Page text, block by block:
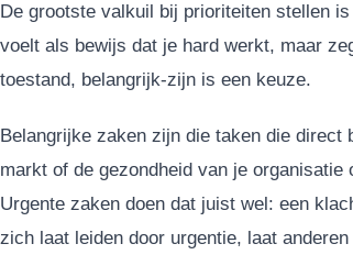
De grootste valkuil bij prioriteiten stellen
voelt als bewijs dat je hard werkt, maar
toestand, belangrijk-zijn is een keuze.
Belangrijke zaken zijn die taken die
markt of de gezondheid van je
Urgente zaken doen dat juist wel: een
zich laat leiden door urgentie, laat